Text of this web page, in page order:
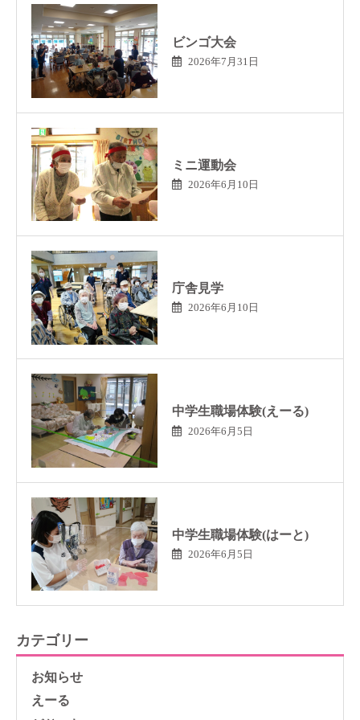
ビンゴ大会
2026年7月31日
ミニ運動会
2026年6月10日
庁舎見学
2026年6月10日
中学生職場体験(えーる)
2026年6月5日
中学生職場体験(はーと)
2026年6月5日
カテゴリー
お知らせ
えーる